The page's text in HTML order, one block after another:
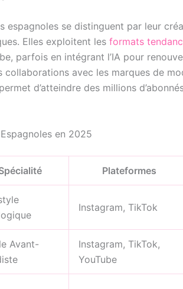
espagnoles se distinguent par leur
Elles exploitent les formats
parfois en intégrant l’IA pour
collaborations avec les marques de
d’atteindre des millions
en 2025
Plateformes
Instagram, TikTok
Avant-
Instagram, TikTok,
YouTube